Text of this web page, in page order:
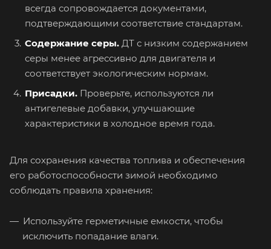
всегда сопровождается документами,
подтверждающими соответствие стандартам.
Содержание серы. ДТ с низким содержанием
серы менее агрессивно для двигателя и
соответствует экологическим нормам.
Присадки. Проверьте, используются ли
антигелевые добавки, улучшающие
характеристики в холодное время года.
Для сохранения качества топлива и обеспечения
его работоспособности зимой необходимо
соблюдать правила хранения:
Используйте герметичные емкости, чтобы
исключить попадание влаги.